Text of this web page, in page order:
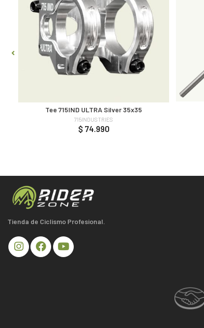
Tee 715IND ULTRA Silver 35x35
715INDUSTRIES
$ 74.990
Tienda de Ciclismo Profesional.